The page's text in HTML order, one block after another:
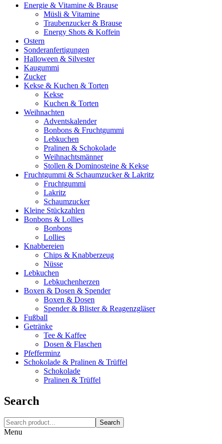
Energie & Vitamine & Brause
Müsli & Vitamine
Traubenzucker & Brause
Energy Shots & Koffein
Ostern
Sonderanfertigungen
Halloween & Silvester
Kaugummi
Zucker
Kekse & Kuchen & Torten
Kekse
Kuchen & Torten
Weihnachten
Adventskalender
Bonbons & Fruchtgummi
Lebkuchen
Pralinen & Schokolade
Weihnachtsmänner
Stollen & Dominosteine & Kekse
Fruchtgummi & Schaumzucker & Lakritz
Fruchtgummi
Lakritz
Schaumzucker
Kleine Stückzahlen
Bonbons & Lollies
Bonbons
Lollies
Knabbereien
Chips & Knabberzeug
Nüsse
Lebkuchen
Lebkuchenherzen
Boxen & Dosen & Spender
Boxen & Dosen
Spender & Blister & Reagenzgläser
Fußball
Getränke
Tee & Kaffee
Dosen & Flaschen
Pfefferminz
Schokolade & Pralinen & Trüffel
Schokolade
Pralinen & Trüffel
Search
Search
Menu